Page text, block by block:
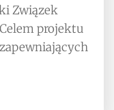
Związek
projektu